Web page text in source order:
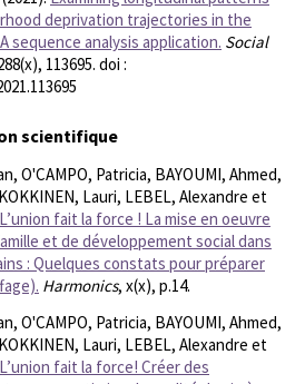
deprivation trajectories in the
sequence analysis application. Social
113695. doi :
scientifique
O'CAMPO, Patricia, BAYOUMI, Ahmed,
Lauri, LEBEL, Alexandre et
L’union fait la force ! La mise en oeuvre
et de développement social dans
: Quelques constats pour préparer
Harmonics, x(x), p.14.
O'CAMPO, Patricia, BAYOUMI, Ahmed,
Lauri, LEBEL, Alexandre et
L’union fait la force! Créer des